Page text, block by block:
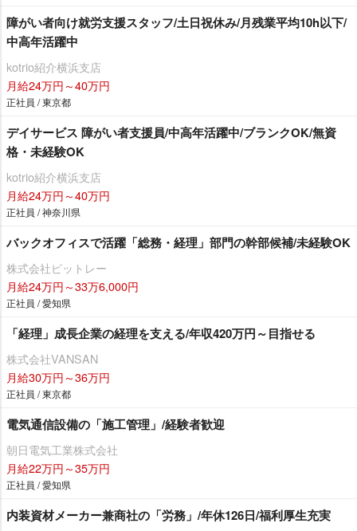
障がい者向け就労支援スタッフ/土日祝休み/月残業平均10h以下/
中高年活躍中
kotrio紹介横浜支店
月給24万円～40万円
正社員 / 東京都
デイサービス 障がい者支援員/中高年活躍中/ブランクOK/無資
格・未経験OK
kotrio紹介横浜支店
月給24万円～40万円
正社員 / 神奈川県
バックオフィスで活躍「総務・経理」部門の幹部候補/未経験OK
株式会社ピットレー
月給24万円～33万6,000円
正社員 / 愛知県
「経理」成長企業の経理を支える/年収420万円～目指せる
株式会社VANSAN
月給30万円～36万円
正社員 / 東京都
電気通信設備の「施工管理」/経験者歓迎
朝日電気工業株式会社
月給22万円～35万円
正社員 / 愛知県
内装資材メーカー兼商社の「労務」/年休126日/福利厚生充実